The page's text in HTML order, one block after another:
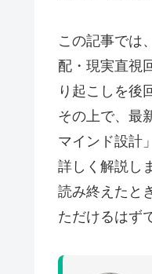
この記事では
配・現実直視
り起こしを後
その上で、最
マインド設計
詳しく解説し
読み終えたと
ただけるはず